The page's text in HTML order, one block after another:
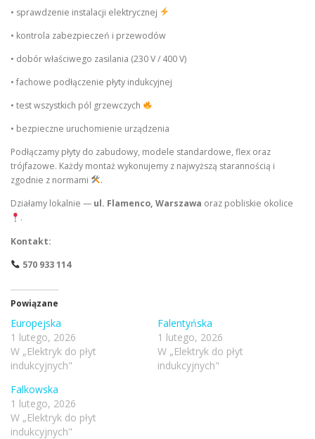
• sprawdzenie instalacji elektrycznej
• kontrola zabezpieczeń i przewodów
• dobór właściwego zasilania (230 V / 400 V)
• fachowe podłączenie płyty indukcyjnej
• test wszystkich pól grzewczych
• bezpieczne uruchomienie urządzenia
Podłączamy płyty do zabudowy, modele standardowe, flex oraz
trójfazowe. Każdy montaż wykonujemy z najwyższą starannością i
zgodnie z normami
.
Działamy lokalnie — ul. Flamenco, Warszawa oraz pobliskie okolice
.
Kontakt:
570 933 114
Powiązane
Europejska
1 lutego, 2026
W „Elektryk do płyt
indukcyjnych"
Falentyńska
1 lutego, 2026
W „Elektryk do płyt
indukcyjnych"
Falkowska
1 lutego, 2026
W „Elektryk do płyt
indukcyjnych"